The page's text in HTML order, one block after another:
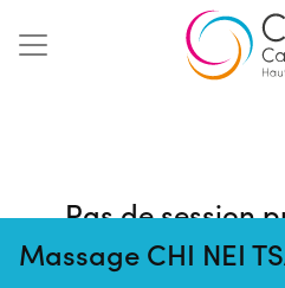
au
Massage CHI NEI
Pas de session
ce moment